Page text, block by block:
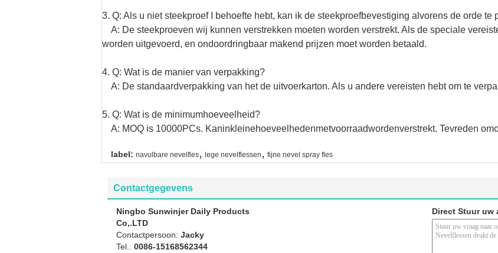
3. Q: Als u niet steekproef I behoefte hebt, kan ik de steekproefbevestiging alvorens de orde te
A: De steekproeven wij kunnen verstrekken moeten worden verstrekt. Als de speciale
worden uitgevoerd, en ondoordringbaar makend prijzen moet worden betaald.
4. Q: Wat is de manier van verpakking?
A: De standaardverpakking van het de uitvoerkarton. Als u andere vereisten hebt om te
5. Q: Wat is de minimumhoeveelheid?
A: MOQ is 10000PCs. Kaninkleinehoeveelhedenmetvoorraadwordenverstrekt. Tevreden
label: navulbare nevelfles, lege nevelflessen , fijne nevel spray fles
Contactgegevens
Ningbo Sunwinjer Daily Products
Co,.LTD
Contactpersoon: Jacky
Tel.: 0086-15168562344
Direct Stuur uw